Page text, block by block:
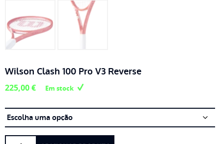
Wilson Clash 100 Pro V3 Reverse
225,00€ Em stock